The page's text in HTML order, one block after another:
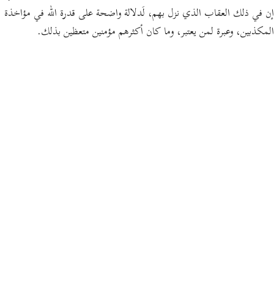
إن في ذلك العقاب الذي نزل بهم، لَدلالة واضحة على قدرة الله في مؤاخذة
المكذبين، وعبرة لمن يعتبر، وما كان أكثرهم مؤمنين متعظين بذلك.